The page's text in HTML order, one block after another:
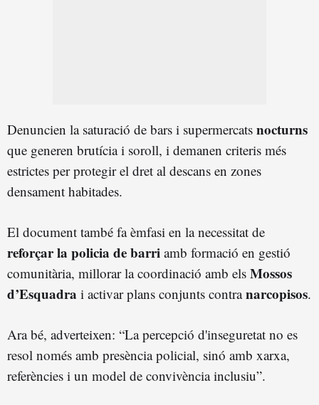
Denuncien la saturació de bars i supermercats nocturns
que generen brutícia i soroll, i demanen criteris més
estrictes per protegir el dret al descans en zones
densament habitades.
El document també fa èmfasi en la necessitat de
reforçar la policia de barri amb formació en gestió
comunitària, millorar la coordinació amb els Mossos
d’Esquadra i activar plans conjunts contranarcopisos.
Ara bé, adverteixen: “La percepció d'inseguretat no es
resol només amb presència policial, sinó amb xarxa,
referències i un model de convivència inclusiu”.